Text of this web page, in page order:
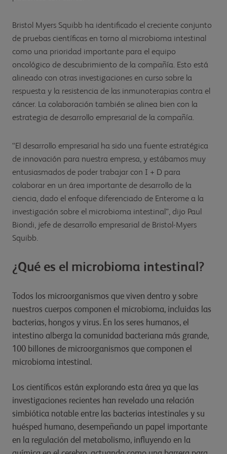
Bristol Myers Squibb ha identificado el creciente conjunto
de pruebas científicas en torno al microbioma intestinal
como una prioridad importante para el equipo
oncológico de descubrimiento de la compañía. Esto está
alineado con otras investigaciones en curso sobre la
respuesta y la resistencia de las inmunoterapias contra el
cáncer. La colaboración también se alinea bien con la
estrategia de desarrollo empresarial de la compañía.
“El desarrollo empresarial ha sido una fuente estratégica
de innovación para nuestra empresa, y estábamos muy
entusiasmados de poder trabajar con I + D para
colaborar en un área importante de desarrollo de la
ciencia, dado el enfoque diferenciado de Enterome a la
investigación sobre el microbioma intestinal”, dijo Paul
Biondi, jefe de desarrollo empresarial de Bristol-Myers
Squibb.
¿Qué es el microbioma intestinal?
Todos los microorganismos que viven dentro y sobre
nuestros cuerpos componen el microbioma, incluidas las
bacterias, hongos y virus. En los seres humanos, el
intestino alberga la comunidad bacteriana más grande,
100 billones de microorganismos que componen el
microbioma intestinal.
Los científicos están explorando esta área ya que las
investigaciones recientes han revelado una relación
simbiótica notable entre las bacterias intestinales y su
huésped humano, desempeñando un papel importante
en la regulación del metabolismo, influyendo en la